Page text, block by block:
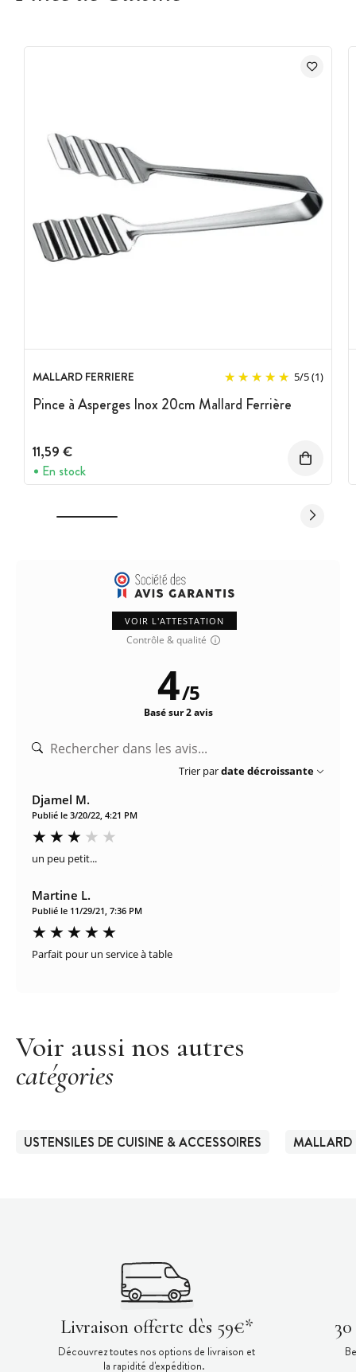
MALLARD FERRIERE 5/5(1)
Pince à Asperges Inox 20cm Mallard Ferrière
11,59 €
En stock
VOIR L'ATTESTATION
Contrôle & qualité
4/5
Basé sur 2 avis
Trier pardate décroissante
Djamel M.
Publié le 3/20/22, 4:21 PM
un peu petit...
Martine L.
Publié le 11/29/21, 7:36 PM
Parfait pour un service à table
Voir aussi nos autres
catégories
USTENSILES DE CUISINE & ACCESSOIRES MALLARD
Livraison offerte dès 59€*
Découvrez toutes nos options de livraison et
la rapidité d'expédition.